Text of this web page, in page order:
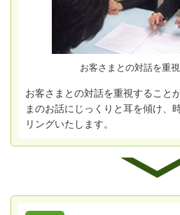
お客さまとの対話を重視
お客さまとの対話を重視すること
まのお話にじっくりと耳を傾け、
リングいたします。